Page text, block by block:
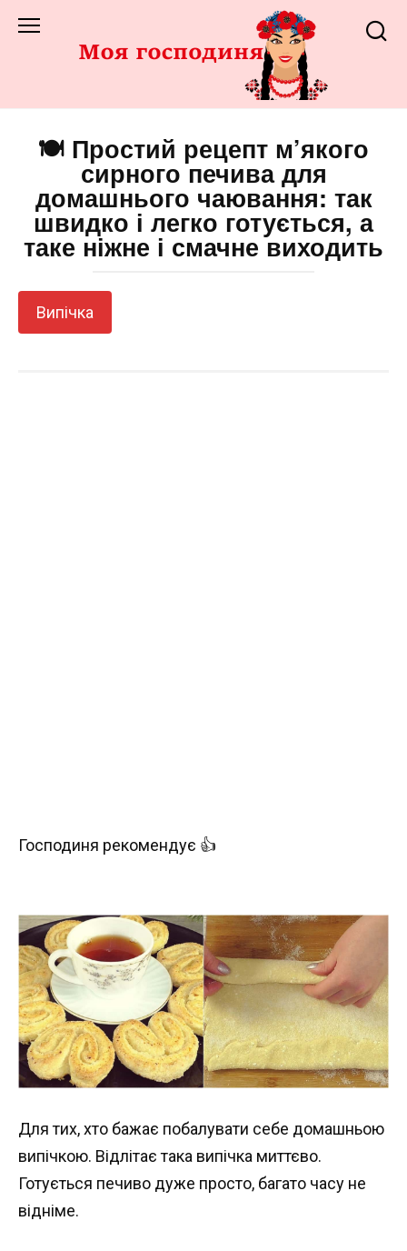
до
🍽️ Простий рецепт м’якого
сирного печива для
домашнього чаювання: так
швидко і легко готується, а
таке ніжне і смачне виходить
Випічка
Господиня рекомендує 👍
Для тих, хто бажає побалувати себе домашньою
випічкою. Відлітає така випічка миттєво.
Готується печиво дуже просто, багато часу не
відніме.